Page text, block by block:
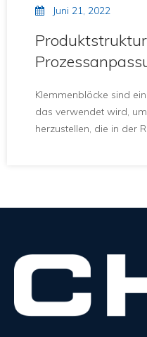
Juni 21, 2022
Klemmenblöcke sind
das verwendet wird,
herzustellen, die in der
Typen.Neben PCB-
häufigsten
Nut-Outstations, Spring-
weiter.Wie sieht die